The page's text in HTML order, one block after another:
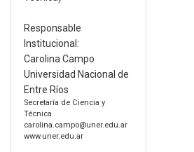
Responsable
Institucional:
Carolina Campo
Universidad Nacional de
Entre Ríos
Secretaría de Ciencia y
Técnica
carolina.campo@uner.edu.ar
www.uner.edu.ar